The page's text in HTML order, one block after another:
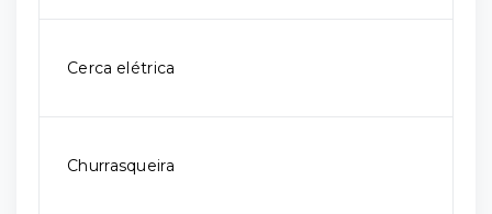
Cerca elétrica
Churrasqueira